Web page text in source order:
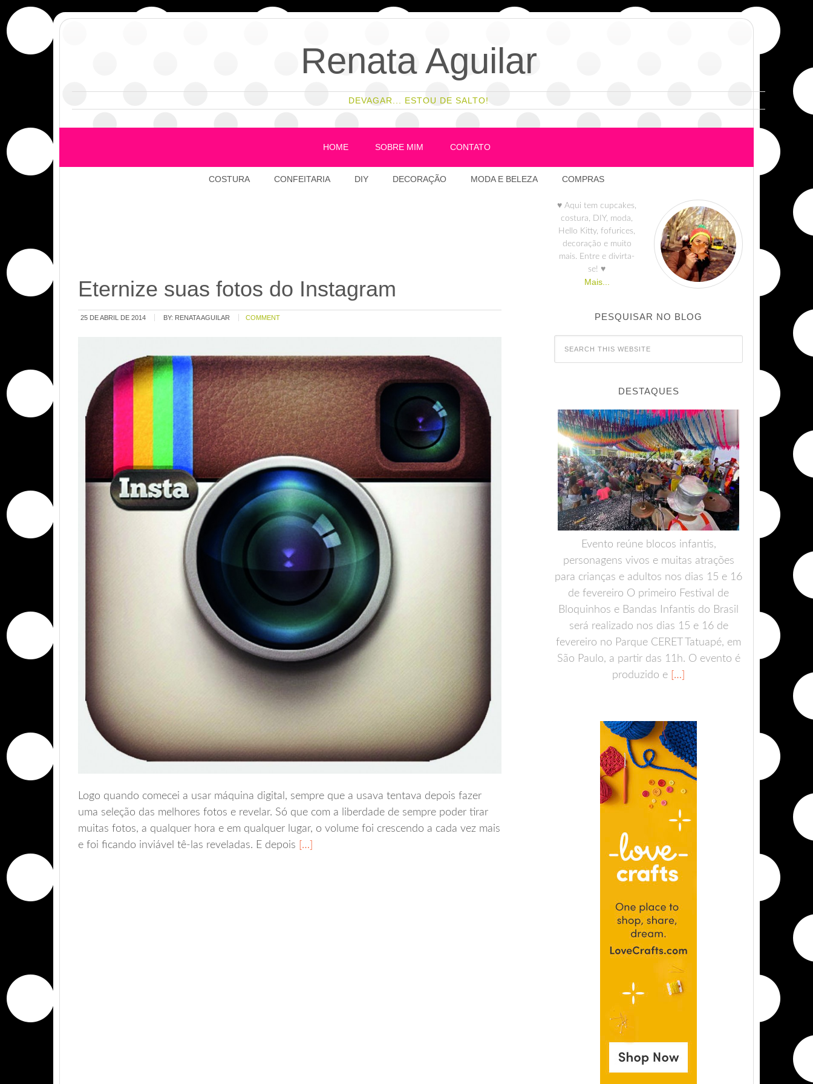
Renata Aguilar
DEVAGAR... ESTOU DE SALTO!
HOME SOBRE MIM CONTATO
COSTURA CONFEITARIA DIY DECORAÇÃO MODA E BELEZA COMPRAS
Eternize suas fotos do Instagram
25 DE ABRIL DE 2014 BY: RENATA AGUILAR COMMENT
Logo quando comecei a usar máquina digital, sempre que a usava tentava depois fazer
uma seleção das melhores fotos e revelar. Só que com a liberdade de sempre poder tirar
muitas fotos, a qualquer hora e em qualquer lugar, o volume foi crescendo a cada vez mais
e foi ficando inviável tê-las reveladas. E depois […]
♥ Aqui tem cupcakes,
costura, DIY, moda,
Hello Kitty, fofurices,
decoração e muito
mais. Entre e divirta-
se! ♥
Mais...
PESQUISAR NO BLOG
DESTAQUES
Evento reúne blocos infantis,
personagens vivos e muitas atrações
para crianças e adultos nos dias 15 e 16
de fevereiro O primeiro Festival de
Bloquinhos e Bandas Infantis do Brasil
será realizado nos dias 15 e 16 de
fevereiro no Parque CERET Tatuapé, em
São Paulo, a partir das 11h. O evento é
produzido e […]